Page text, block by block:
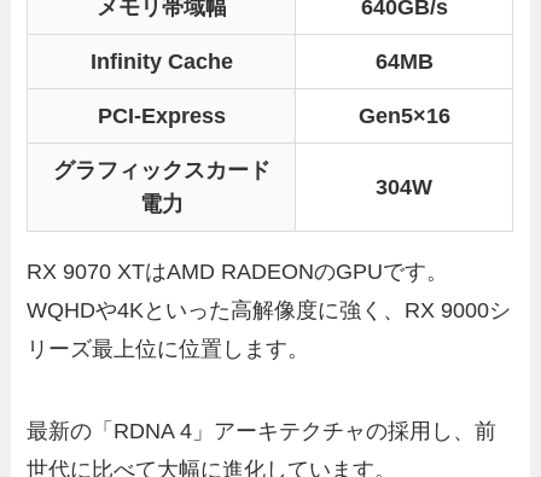
メモリ帯域幅 640GB/s
Infinity Cache 64MB
PCI-Express Gen5×16
グラフィックスカード
電力
304W
RX 9070 XTはAMD RADEONのGPUです。
WQHDや4Kといった高解像度に強く、RX 9000シ
リーズ最上位に位置します。
最新の「RDNA 4」アーキテクチャの採用し、前
世代に比べて大幅に進化しています。